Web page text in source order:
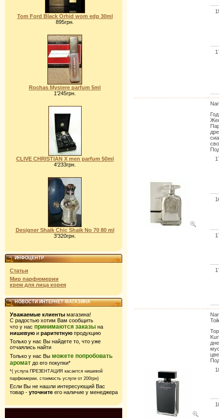
Tom Ford Black Orhid wom edp 30ml
895грн.
Rochas Mystere parfum 5ml
1'245грн.
CLIVE CHRISTIAN X men parfum 50ml
4'233грн.
Designer Shaik Chic Shaik No 70 80 ml
3'320грн.
ИНФОЦЕНТР
Статьи
Мир парфюмерии
крем для лица корея
НОВОСТИ ИНТЕРНЕТ-МАГАЗИНА
Уважаемые клиенты магазина!
С радостью хотим Вам сообщить
что у нас принимаются заказы на
нишевую и раритетную продукцию
Только у нас Вы найдете то, что уже
отчаялись найти
Только у нас Вы можете попробовать
аромат до его покупки*
*( услуга ПРЕЗЕНТАЦИЯ касается нишевой
парфюмерии, стоимость услуги от 200грн)
Если Вы не нашли интересующий Вас
товар - уточните его наличие у менеджера